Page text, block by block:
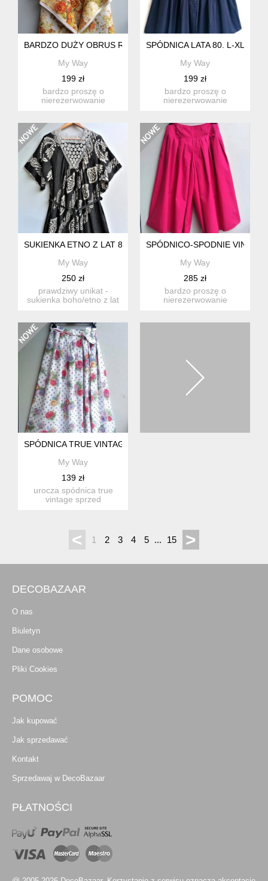
BARDZO DUŻY OBRUS RETRO
My Way
199 zł
bardzo proszę o
nierezerwowanie
SPÓDNICA LATA 80. L-XL
My Way
199 zł
bardzo proszę o
nierezerwowanie
SUKIENKA ETNO Z LAT 80.
My Way
250 zł
prawdziwy unikat -
sukienka boho/etno z lat
SPÓDNICO-SPODNIE
My Way
285 zł
bardzo proszę o
nierezerwowanie
SPÓDNICA TRUE VINTAGE
My Way
139 zł
urocza spódnica true
vintage sprzed
< 1 2 3 4 5 ... 15 >
DECOBAZAAR
O nas
Biuletyn
Dane osobowe
Pliki Cookies
POMOC
Jak kupować
Jak sprzedawać
Kontakt
Sprzedawaj w DecoBazaar
PŁATNOŚCI